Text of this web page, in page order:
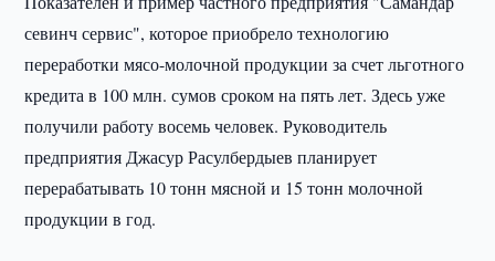
севинч сервис", которое приобрело технологию
переработки мясо-молочной продукции за счет льготного
кредита в 100 млн. сумов сроком на пять лет. Здесь уже
получили работу восемь человек. Руководитель
предприятия Джасур Расулбердыев планирует
перерабатывать 10 тонн мясной и 15 тонн молочной
продукции в год.